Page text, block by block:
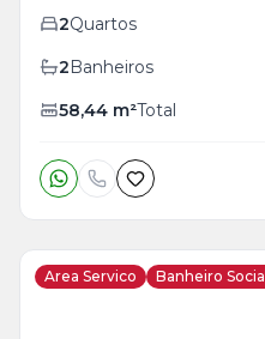
2Quartos
2Banheiros
58,44 m²Total
Area Servico Banheiro Social